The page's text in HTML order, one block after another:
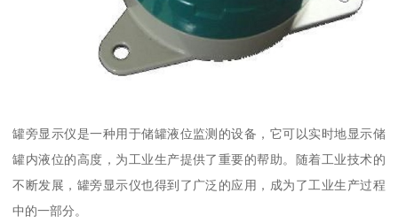
罐旁显示仪是一种用于储罐液位监测的设备，它可以实时地显示储
罐内液位的高度，为工业生产提供了重要的帮助。随着工业技术的
不断发展，罐旁显示仪也得到了广泛的应用，成为了工业生产过程
中的一部分。